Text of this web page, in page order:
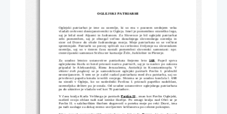
OGLEJSKI PATRIARHI
Oglejski patriarhat je ime za ozemlje, ki so mu v poznem srednjem veku
vladali cerkveni dostojanstveniki iz Ogleja. Imel je pomembno strateško lego,
saj je ležal med Alpami in Jadranom. Za Slovence je bil oglejski patriarhat
zelo pomemben, saj je obsegal večino današnjega slovenskega ozemlja in
sicer od Drave do obale Jadranskega morja. Meje patriarhata so se večkrat
spreminjale. Patriarhi so precej vplivali na cerkveno življenje na slovenskem
ozemlju, saj so v tistem času nastali pomembni slovenski samostani: npr.
cistercijanski samostan Stična ter kartuzije Žiče, Jurklošter in Pleterje.
Za uradno letnico ustanovitve patriarhata štejemo leto 568
. Papež sprva
oglejskemu škofu ni hotel priznati naziva patriarh, saj je ta naslov po zakonu
pripadal le Aleksandriji, Rimu Jeruzalemu, Antiohiji in Konstantinoplu. V
shizmi treh poglavij
  se je samooklicani oglejski patriarh Pavlin I. pridružil
nestorijancem. S tem se je začel razkol patriarhata med dva patriarha, saj so
privrženci papeža kmalu izvolili svojega. Shizma se je uradno končala l. 698
na sinodi v Ogleju, ko so nasledniki Pavlina I. priznali papeško nadoblast,
ozemeljska delitev pa je ostala. Od uradne ustanovitve oglejskega patriarhata
pa do ukinitve je vladalo več kot 70 patriarhov.
V času kralja Karla Velikega je patriarh Pavlin II
., znan kot Pavlin Oglejski,
razširil svojo oblast tudi nad istrske škofije. Po zmagi kralja nad Obri se je
Pavlin II. s salzburškim škofom dogovoril o poteku meje po reki Dravi, ima
pa tudi zasluge za dokaj mirno uveljavitev krščanstva po celotni pokrajini.